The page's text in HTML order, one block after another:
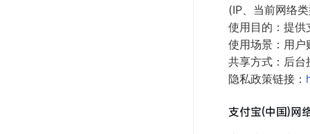
(IP、当前网络
使用目的：提供
使用场景：用户
共享方式：后台
隐私政策链接：
支付宝(中国)网